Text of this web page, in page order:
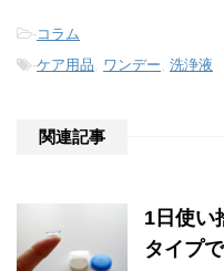
-コラム
-ケア用品, ワンデー, 洗浄液
関連記事
1日使い
タイプ